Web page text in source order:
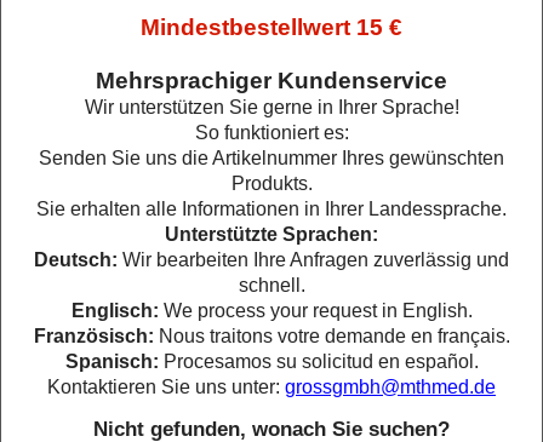
Mindestbestellwert 15 €
Mehrsprachiger Kundenservice
Wir unterstützen Sie gerne in Ihrer Sprache!
So funktioniert es:
Senden Sie uns die Artikelnummer Ihres gewünschten
Produkts.
Sie erhalten alle Informationen in Ihrer Landessprache.
Unterstützte Sprachen:
Deutsch: Wir bearbeiten Ihre Anfragen zuverlässig und
schnell.
Englisch: We process your request in English.
Französisch: Nous traitons votre demande en français.
Spanisch: Procesamos su solicitud en español.
Kontaktieren Sie uns unter: grossgmbh@mthmed.de
Nicht gefunden, wonach Sie suchen?